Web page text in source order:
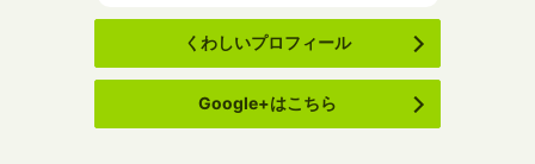
くわしいプロフィール
Google+はこちら